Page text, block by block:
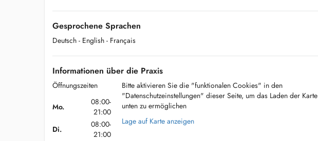
Gesprochene Sprachen
Deutsch - English - Français
Informationen über die Praxis
Öffnungszeiten
Mo.
08:00-
21:00
Di.
08:00-
21:00
Bitte aktivieren Sie die "funktionalen Cookies" in den
"Datenschutzeinstellungen" dieser Seite, um das Laden der Karte
unten zu ermöglichen
Lage auf Karte anzeigen